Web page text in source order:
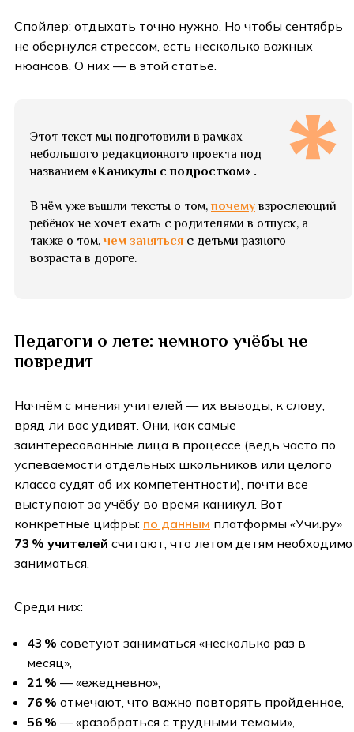
Спойлер: отдыхать точно нужно. Но чтобы сентябрь
не обернулся стрессом, есть несколько важных
нюансов. О них — в этой статье.
Этот текст мы подготовили в рамках
небольшого редакционного проекта под
названием«Каникулы с подростком» .
В нём уже вышли тексты о том, почему взрослеющий
ребёнок не хочет ехать с родителями в отпуск, а
также о том,чем занятьсяс детьми разного
возраста в дороге.
Педагоги о лете: немного учёбы не
повредит
Начнём с мнения учителей — их выводы, к слову,
вряд ли вас удивят. Они, как самые
заинтересованные лица в процессе (ведь часто по
успеваемости отдельных школьников или целого
класса судят об их компетентности), почти все
выступают за учёбу во время каникул. Вот
конкретные цифры: по данным платформы «Учи.ру»
73 % учителей считают, что летом детям необходимо
заниматься.
Среди них:
43 % советуют заниматься «несколько раз в
месяц»,
21 % — «ежедневно»,
76 % отмечают, что важно повторять пройденное,
56 % — «разобраться с трудными темами»,